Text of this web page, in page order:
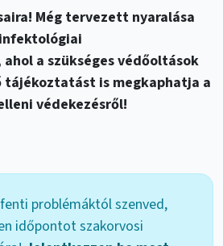
Még tervezett nyaralása
a szükséges védőoltások
is megkaphatja a
védekezésről!
problémáktól szenved,
időpontot szakorvosi